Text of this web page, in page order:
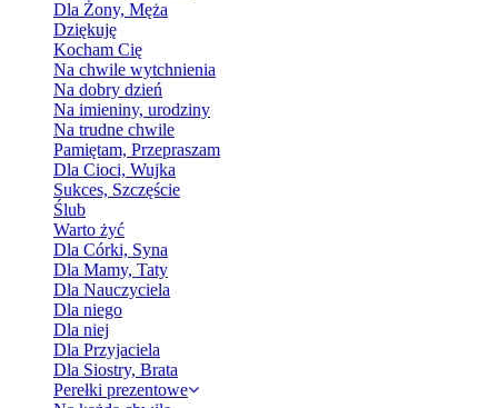
Dla Żony, Męża
Dziękuję
Kocham Cię
Na chwile wytchnienia
Na dobry dzień
Na imieniny, urodziny
Na trudne chwile
Pamiętam, Przepraszam
Dla Cioci, Wujka
Sukces, Szczęście
Ślub
Warto żyć
Dla Córki, Syna
Dla Mamy, Taty
Dla Nauczyciela
Dla niego
Dla niej
Dla Przyjaciela
Dla Siostry, Brata
Perełki prezentowe